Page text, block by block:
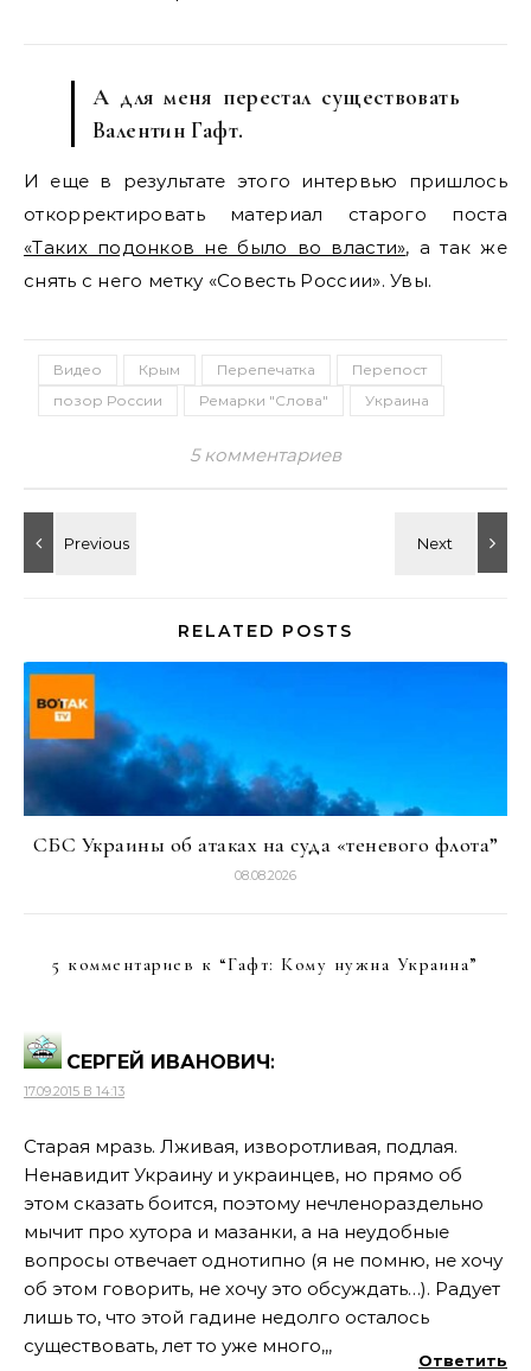
А для меня перестал существовать
Валентин Гафт.
И еще в результате этого интервью пришлось
откорректировать материал старого поста
«Таких подонков не было во власти», а так же
снять с него метку «Совесть России». Увы.
Видео Крым Перепечатка
Перепост
позор России
Ремарки "Слова" Украина
5 комментариев
RELATED POSTS
СБС Украины об атаках на суда «теневого флота”
08.08.2026
5 комментариев к “Гафт: Кому нужна Украина”
СЕРГЕЙ ИВАНОВИЧ:
17.09.2015 В 14:13
Старая мразь. Лживая, изворотливая, подлая.
Ненавидит Украину и украинцев, но прямо об
этом сказать боится, поэтому нечленораздельно
мычит про хутора и мазанки, а на неудобные
вопросы отвечает однотипно (я не помню, не хочу
об этом говорить, не хочу это обсуждать…). Радует
лишь то, что этой гадине недолго осталось
существовать, лет то уже много,,,
Ответить